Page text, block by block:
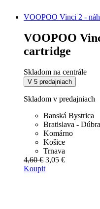
VOOPOO Vinci 2 -
VOOPOO
cartridge
Skladom na centrále
V 5 predajniach
Skladom v predajniach
Banská Bystrica
Bratislava -
Komárno
Košice
Trnava
4,60 € 3,05 €
Koupit